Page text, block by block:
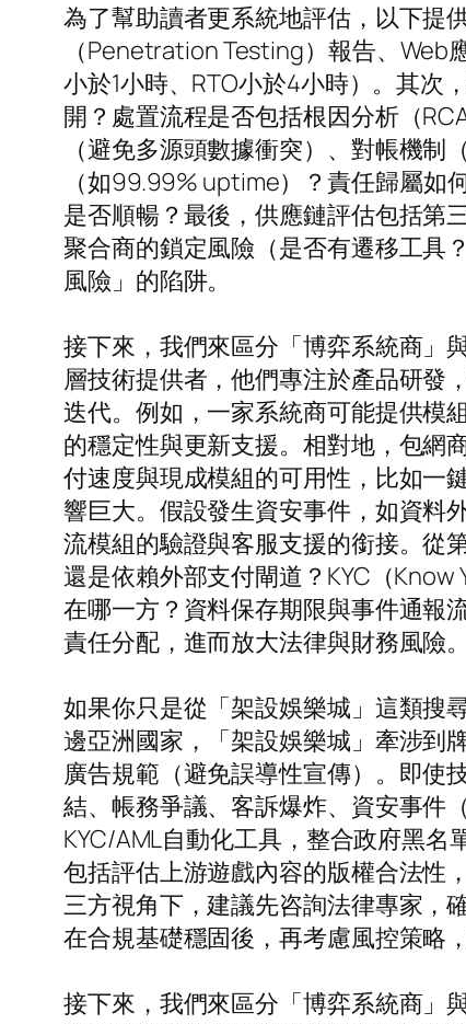
為了幫助讀者更系統地評估，以下提
（Penetration Testing）報告、Web
小於1小時、RTO小於4小時）。其次
開？處置流程是否包括根因分析（
（避免多源頭數據衝突）、對帳機
（如99.99% uptime）？責任歸屬
是否順暢？最後，供應鏈評估包括第
聚合商的鎖定風險（是否有遷移工具
風險」的陷阱。
接下來，我們來區分「博弈系統商」
層技術提供者，他們專注於產品研發
迭代。例如，一家系統商可能提供模
的穩定性與更新支援。相對地，包網
付速度與現成模組的可用性，比如一
響巨大。假設發生資安事件，如資料
流模組的驗證與客服支援的銜接。從
還是依賴外部支付閘道？KYC（
在哪一方？資料保存期限與事件通報
責任分配，進而放大法律與財務風險。
如果你只是從「架設娛樂城」這類搜
邊亞洲國家，「架設娛樂城」牽涉到
廣告規範（避免誤導性宣傳）。即使
結、帳務爭議、客訴爆炸、資安事件
KYC/AML自動化工具，整合政府黑
包括評估上游遊戲內容的版權合法性
三方視角下，建議先咨詢法律專家，
在合規基礎穩固後，再考慮風控策略
接下來，我們來區分「博弈系統商」